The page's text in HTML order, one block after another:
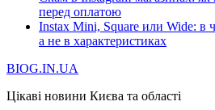
перед оплатою
Instax Mini, Square или Wide: в
а не в характеристиках
BIOG.IN.UA
Цікаві новини Києва та області